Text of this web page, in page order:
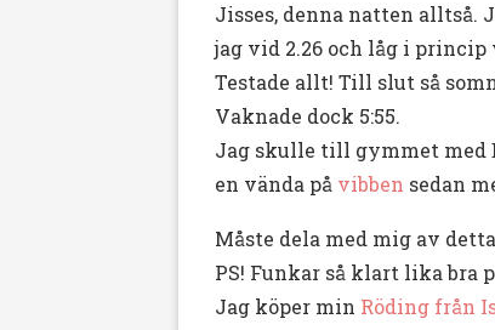
Jisses, denna natten alltså.
jag vid 2.26 och låg i
Testade allt! Till slut så
Vaknade dock 5:55.
Jag skulle till gymmet med
en vända på vibben sedan
Måste dela med mig av
PS! Funkar så klart lika bra
Jag köper min Röding från